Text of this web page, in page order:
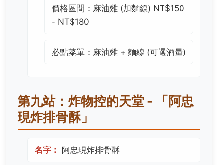
價格區間：麻油雞 (加麵線) NT$150
- NT$180
必點菜單：麻油雞 + 麵線 (可選酒量)
第九站：炸物控的天堂 - 「阿忠
現炸排骨酥」
名字： 阿忠現炸排骨酥